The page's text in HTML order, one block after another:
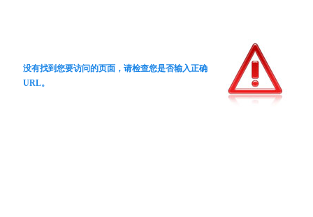
没有找到您要访问的页面，请检查您是否输入正确
URL。